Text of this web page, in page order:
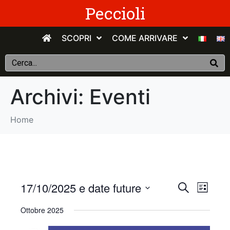
Peccioli
SCOPRI COME ARRIVARE
Archivi: Eventi
Home
E
v
C
r
a
E
e
E
e
17/10/2025 e date future
e
Ottobre 2025